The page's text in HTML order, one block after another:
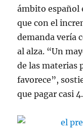
ámbito español
que con el
demanda vería
al alza. “Un
de las materias
favorece”,
que pagar casi